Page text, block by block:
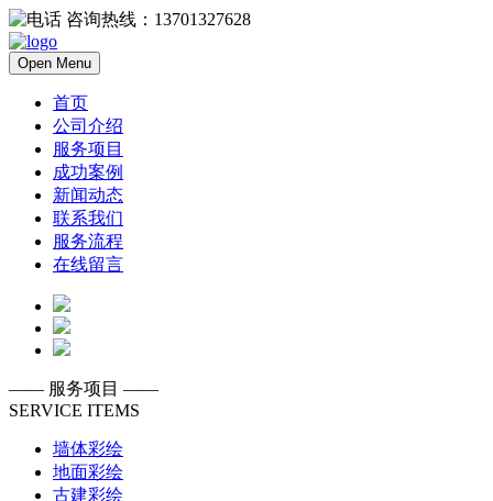
咨询热线：13701327628
Open Menu
首页
公司介绍
服务项目
成功案例
新闻动态
联系我们
服务流程
在线留言
—— 服务项目 ——
SERVICE ITEMS
墙体彩绘
地面彩绘
古建彩绘